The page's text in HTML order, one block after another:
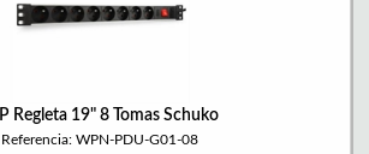
Regleta 19" 8 Tomas Schuko
Referencia: WPN-PDU-G01-08